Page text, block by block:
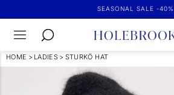
SEASONAL SALE -40%
HOME > LADIES > STURKÖ HAT